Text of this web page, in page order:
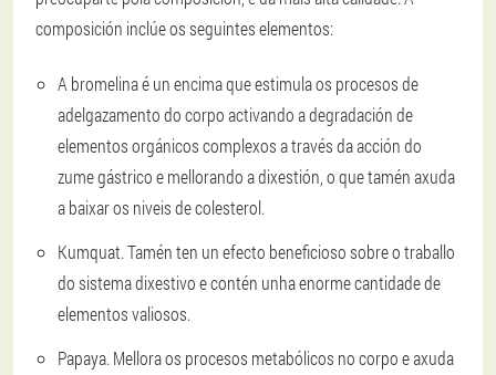
composición inclúe os seguintes elementos:
A bromelina é un encima que estimula os procesos de
adelgazamento do corpo activando a degradación de
elementos orgánicos complexos a través da acción do
zume gástrico e mellorando a dixestión, o que tamén axuda
a baixar os niveis de colesterol.
Kumquat. Tamén ten un efecto beneficioso sobre o traballo
do sistema dixestivo e contén unha enorme cantidade de
elementos valiosos.
Papaya. Mellora os procesos metabólicos no corpo e axuda